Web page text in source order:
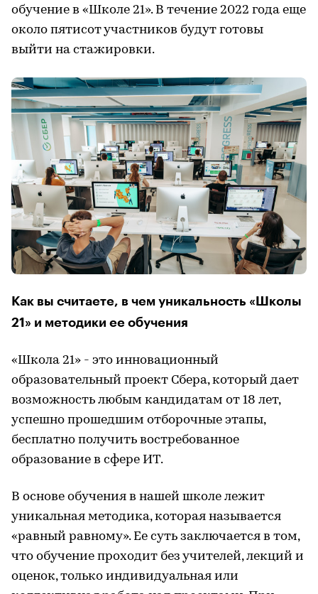
обучение в «Школе 21». В течение 2022 года еще
около пятисот участников будут готовы
выйти на стажировки.
Как вы считаете, в чем уникальность «Школы
21» и методики ее обучения
«Школа 21» - это инновационный
образовательный проект Сбера, который дает
возможность любым кандидатам от 18 лет,
успешно прошедшим отборочные этапы,
бесплатно получить востребованное
образование в сфере ИТ.
В основе обучения в нашей школе лежит
уникальная методика, которая называется
«равный равному». Ее суть заключается в том,
что обучение проходит без учителей, лекций и
оценок, только индивидуальная или